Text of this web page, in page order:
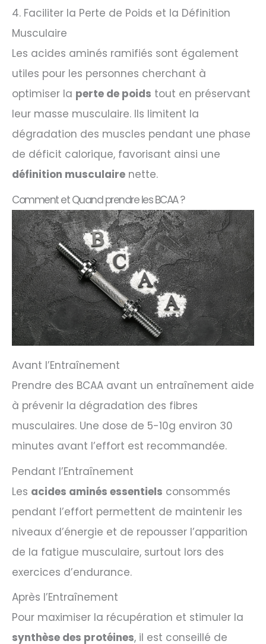
4. Faciliter la Perte de Poids et la Définition
Musculaire
Les acides aminés ramifiés sont également
utiles pour les personnes cherchant à
optimiser la perte de poids tout en préservant
leur masse musculaire. Ils limitent la
dégradation des muscles pendant une phase
de déficit calorique, favorisant ainsi une
définition musculaire nette.
Comment et Quand prendre les BCAA ?
Avant l’Entraînement
Prendre des BCAA avant un entraînement aide
à prévenir la dégradation des fibres
musculaires. Une dose de 5-10g environ 30
minutes avant l’effort est recommandée.
Pendant l’Entraînement
Les acides aminés essentiels consommés
pendant l’effort permettent de maintenir les
niveaux d’énergie et de repousser l’apparition
de la fatigue musculaire, surtout lors des
exercices d’endurance.
Après l’Entraînement
Pour maximiser la récupération et stimuler la
synthèse des protéines, il est conseillé de